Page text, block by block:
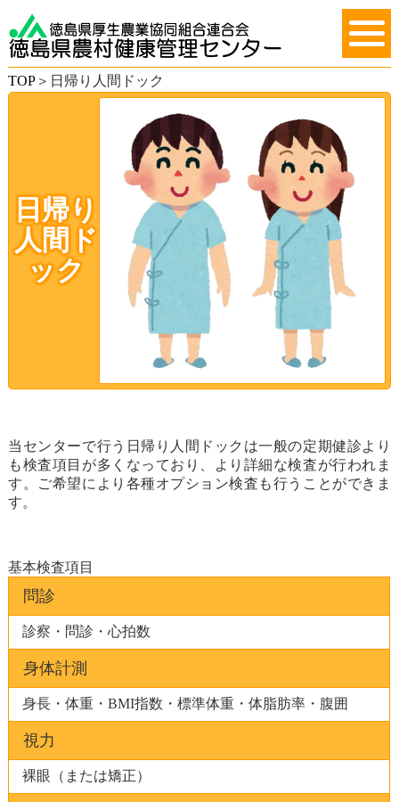
TOP ＞ 日帰り人間ドック
日帰り
人間ド
ック
当センターで行う日帰り人間ドックは一般の定期健診より
も検査項目が多くなっており、より詳細な検査が行われま
す。ご希望により各種オプション検査も行うことができま
す。
基本検査項目
問診
診察・問診・心拍数
身体計測
身長・体重・BMI指数・標準体重・体脂肪率・腹囲
視力
裸眼（または矯正）